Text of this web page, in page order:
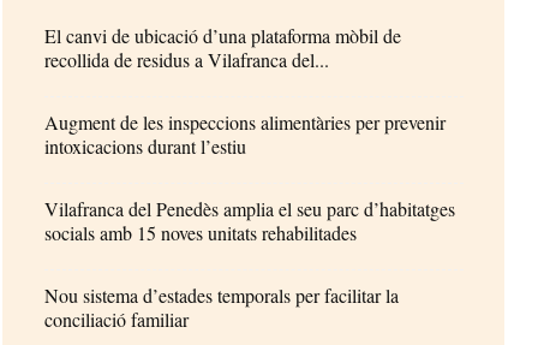
El canvi de ubicació d’una plataforma mòbil de
recollida de residus a Vilafranca del...
Augment de les inspeccions alimentàries per prevenir
intoxicacions durant l’estiu
Vilafranca del Penedès amplia el seu parc d’habitatges
socials amb 15 noves unitats rehabilitades
Nou sistema d’estades temporals per facilitar la
conciliació familiar